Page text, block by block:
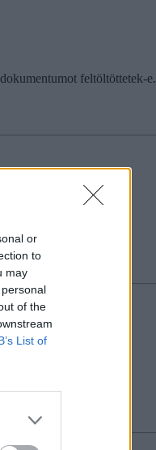
or
to
may
of the
List of
feltöltöttetek-e.